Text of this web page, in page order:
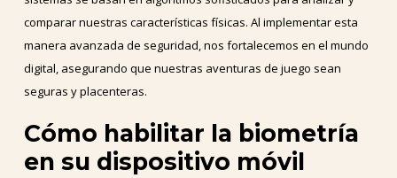
comparar nuestras características físicas. Al implementar esta
manera avanzada de seguridad, nos fortalecemos en el mundo
digital, asegurando que nuestras aventuras de juego sean
seguras y placenteras.
Cómo habilitar la biometría
en su dispositivo móvil